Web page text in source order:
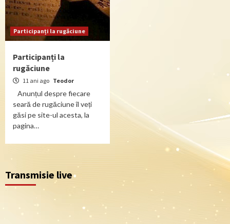
Participanți la rugăciune
Participanți la
rugăciune
11 ani ago Teodor
Anunțul despre fiecare
seară de rugăciune îl veți
găsi pe site-ul acesta, la
pagina…
Transmisie live